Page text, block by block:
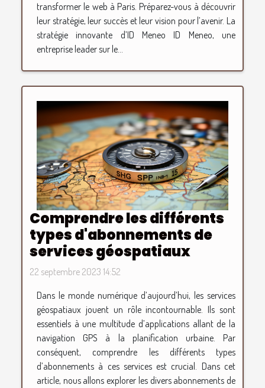
transformer le web à Paris. Préparez-vous à découvrir
leur stratégie, leur succès et leur vision pour l’avenir. La
stratégie innovante d’ID Meneo ID Meneo, une
entreprise leader sur le...
Comprendre les différents
types d'abonnements de
services géospatiaux
22 septembre 2023 14:52
Dans le monde numérique d’aujourd’hui, les services
géospatiaux jouent un rôle incontournable. Ils sont
essentiels à une multitude d’applications allant de la
navigation GPS à la planification urbaine. Par
conséquent, comprendre les différents types
d’abonnements à ces services est crucial. Dans cet
article, nous allons explorer les divers abonnements de